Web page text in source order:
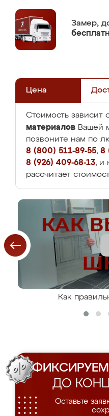
Замер,
Цена
Стоимость зависит
материалов Вашей
позвоните нам по
8 (800) 511-89-55, 8
8 (926) 409-68-13, и
рассчитает
Как
ДО
Оставьте